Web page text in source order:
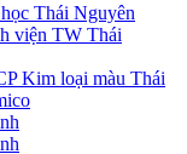
Thái Nguyên
viện TW Thái
Kim loại màu Thái